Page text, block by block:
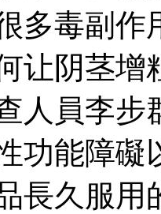
多毒副作
让阴茎增
人員李
功能障礙
長久服用